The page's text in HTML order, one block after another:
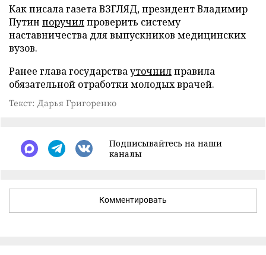
Как писала газета ВЗГЛЯД, президент Владимир
Путин поручилпроверить систему
наставничества для выпускников медицинских
вузов.
Ранее глава государствауточнилправила
обязательной отработки молодых врачей.
Текст: Дарья Григоренко
Подписывайтесь на наши
каналы
Комментировать